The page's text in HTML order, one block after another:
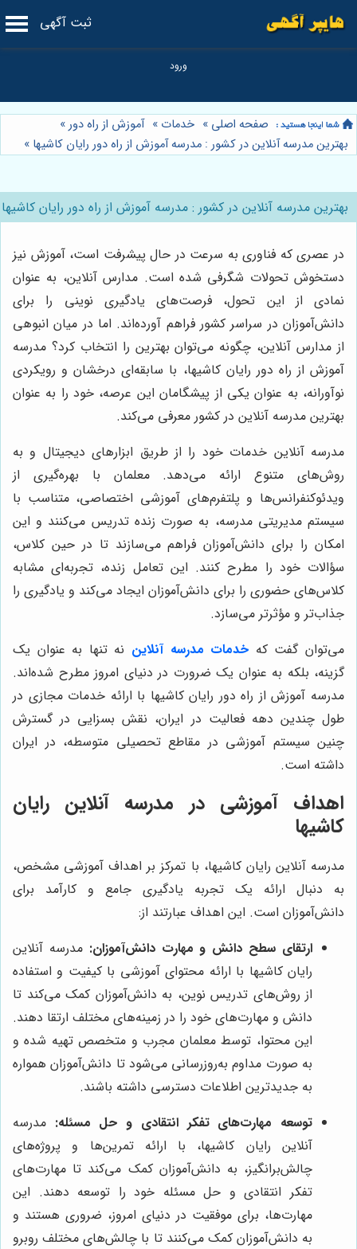
ثبت آگهی
صفحه اصلی » خدمات » آموزش از راه دور»
بهترین مدرسه آنلاین در کشور : مدرسه آموزش از راه دور رایان کاشیها »
بهترین مدرسه آنلاین در کشور : مدرسه آموزش از راه دور رایان کاشیها
در عصری که فناوری به سرعت در حال پیشرفت است، آموزش نیز
دستخوش تحولات شگرفی شده است. مدارس آنلاین، به عنوان
نمادی از این تحول، فرصت‌های یادگیری نوینی را برای
دانش‌آموزان در سراسر کشور فراهم آورده‌اند. اما در میان انبوهی
از مدارس آنلاین، چگونه می‌توان بهترین را انتخاب کرد؟ مدرسه
آموزش از راه دور رایان کاشیها، با سابقه‌ای درخشان و رویکردی
نوآورانه، به عنوان یکی از پیشگامان این عرصه، خود را به عنوان
بهترین مدرسه آنلاین در کشور معرفی می‌کند.
مدرسه آنلاین خدمات خود را از طریق ابزارهای دیجیتال و به
روش‌های متنوع ارائه می‌دهد. معلمان با بهره‌گیری از
ویدئوکنفرانس‌ها و پلتفرم‌های آموزشی اختصاصی، متناسب با
سیستم مدیریتی مدرسه، به صورت زنده تدریس می‌کنند و این
امکان را برای دانش‌آموزان فراهم می‌سازند تا در حین کلاس،
سؤالات خود را مطرح کنند. این تعامل زنده، تجربه‌ای مشابه
کلاس‌های حضوری را برای دانش‌آموزان ایجاد می‌کند و یادگیری را
جذاب‌تر و مؤثرتر می‌سازد.
می‌توان گفت که خدمات مدرسه آنلاین نه تنها به عنوان یک
گزینه، بلکه به عنوان یک ضرورت در دنیای امروز مطرح شده‌اند.
مدرسه آموزش از راه دور رایان کاشیها با ارائه خدمات مجازی در
طول چندین دهه فعالیت در ایران، نقش بسزایی در گسترش
چنین سیستم آموزشی در مقاطع تحصیلی متوسطه، در ایران
داشته است.
اهداف آموزشی در مدرسه آنلاین رایان
کاشیها
مدرسه آنلاین رایان کاشیها، با تمرکز بر اهداف آموزشی مشخص،
به دنبال ارائه یک تجربه یادگیری جامع و کارآمد برای
دانش‌آموزان است. این اهداف عبارتند از:
ارتقای سطح دانش و مهارت دانش‌آموزان: مدرسه آنلاین
رایان کاشیها با ارائه محتوای آموزشی با کیفیت و استفاده
از روش‌های تدریس نوین، به دانش‌آموزان کمک می‌کند تا
دانش و مهارت‌های خود را در زمینه‌های مختلف ارتقا دهند.
این محتوا، توسط معلمان مجرب و متخصص تهیه شده و
به صورت مداوم به‌روزرسانی می‌شود تا دانش‌آموزان همواره
به جدیدترین اطلاعات دسترسی داشته باشند.
توسعه مهارت‌های تفکر انتقادی و حل مسئله: مدرسه
آنلاین رایان کاشیها، با ارائه تمرین‌ها و پروژه‌های
چالش‌برانگیز، به دانش‌آموزان کمک می‌کند تا مهارت‌های
تفکر انتقادی و حل مسئله خود را توسعه دهند. این
مهارت‌ها، برای موفقیت در دنیای امروز، ضروری هستند و
به دانش‌آموزان کمک می‌کنند تا با چالش‌های مختلف روبرو